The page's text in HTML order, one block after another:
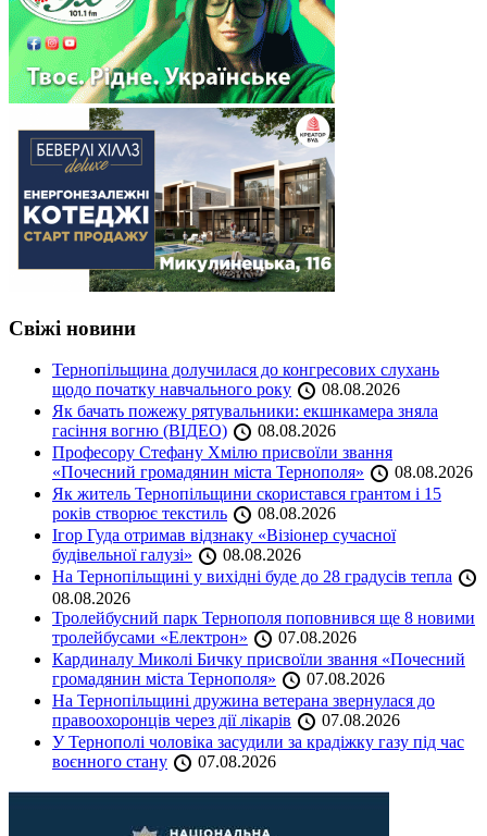
Свіжі новини
Тернопільщина долучилася до конгресових слухань
щодо початку навчального року
08.08.2026
Як бачать пожежу рятувальники: екшнкамера зняла
гасіння вогню (ВІДЕО)
08.08.2026
Професору Стефану Хмілю присвоїли звання
«Почесний громадянин міста Тернополя»
08.08.2026
Як житель Тернопільщини скористався грантом і 15
років створює текстиль
08.08.2026
Ігор Гуда отримав відзнаку «Візіонер сучасної
будівельної галузі»
08.08.2026
На Тернопільщині у вихідні буде до 28 градусів тепла
08.08.2026
Тролейбусний парк Тернополя поповнився ще 8 новими
тролейбусами «Електрон»
07.08.2026
Кардиналу Миколі Бичку присвоїли звання «Почесний
громадянин міста Тернополя»
07.08.2026
На Тернопільщині дружина ветерана звернулася до
правоохоронців через дії лікарів
07.08.2026
У Тернополі чоловіка засудили за крадіжку газу під час
воєнного стану
07.08.2026